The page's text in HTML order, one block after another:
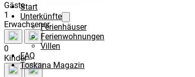
Start
Unterkünfte
Ferienhäuser
Ferienwohnungen
Villen
FAQ
Toskana Magazin
Gäste
1
Erwachsener
0
Kinder